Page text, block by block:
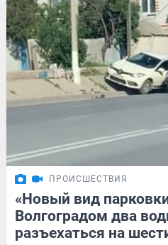
ПРОИСШЕСТВИЯ
«Новый вид
Волгоградом два
разъехаться на